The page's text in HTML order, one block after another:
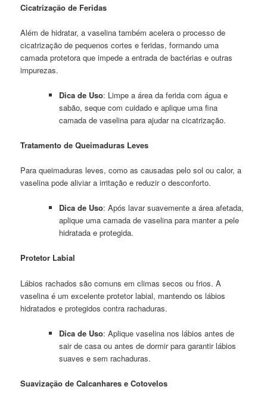
Cicatrização de Feridas
Além de hidratar, a vaselina também acelera o processo de
cicatrização de pequenos cortes e feridas, formando uma
camada protetora que impede a entrada de bactérias e outras
impurezas.
Dica de Uso: Limpe a área da ferida com água e
sabão, seque com cuidado e aplique uma fina
camada de vaselina para ajudar na cicatrização.
Tratamento de Queimaduras Leves
Para queimaduras leves, como as causadas pelo sol ou calor, a
vaselina pode aliviar a irritação e reduzir o desconforto.
Dica de Uso: Após lavar suavemente a área afetada,
aplique uma camada de vaselina para manter a pele
hidratada e protegida.
Protetor Labial
Lábios rachados são comuns em climas secos ou frios. A
vaselina é um excelente protetor labial, mantendo os lábios
hidratados e protegidos contra rachaduras.
Dica de Uso: Aplique vaselina nos lábios antes de
sair de casa ou antes de dormir para garantir lábios
suaves e sem rachaduras.
Suavização de Calcanhares e Cotovelos